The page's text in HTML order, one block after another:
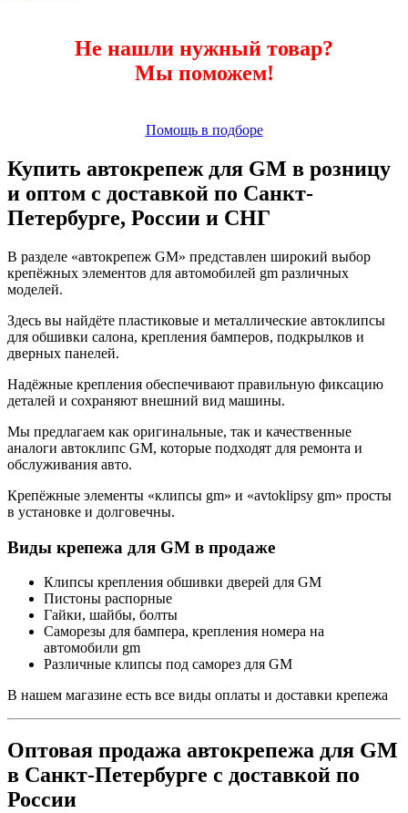
Не нашли нужный товар?
Мы поможем!
Помощь в подборе
Купить автокрепеж для GM в розницу
и оптом с доставкой по Санкт-
Петербурге, России и СНГ
В разделе «автокрепеж GM» представлен широкий выбор
крепёжных элементов для автомобилей gm различных
моделей.
Здесь вы найдёте пластиковые и металлические автоклипсы
для обшивки салона, крепления бамперов, подкрылков и
дверных панелей.
Надёжные крепления обеспечивают правильную фиксацию
деталей и сохраняют внешний вид машины.
Мы предлагаем как оригинальные, так и качественные
аналоги автоклипс GM, которые подходят для ремонта и
обслуживания авто.
Крепёжные элементы «клипсы gm» и «avtoklipsy gm» просты
в установке и долговечны.
Виды крепежа для GM в продаже
Клипсы крепления обшивки дверей для GM
Пистоны распорные
Гайки, шайбы, болты
Саморезы для бампера, крепления номера на
автомобили gm
Различные клипсы под саморез для GM
В нашем магазине есть все виды оплаты и доставки крепежа
Оптовая продажа автокрепежа для GM
в Санкт-Петербурге с доставкой по
России